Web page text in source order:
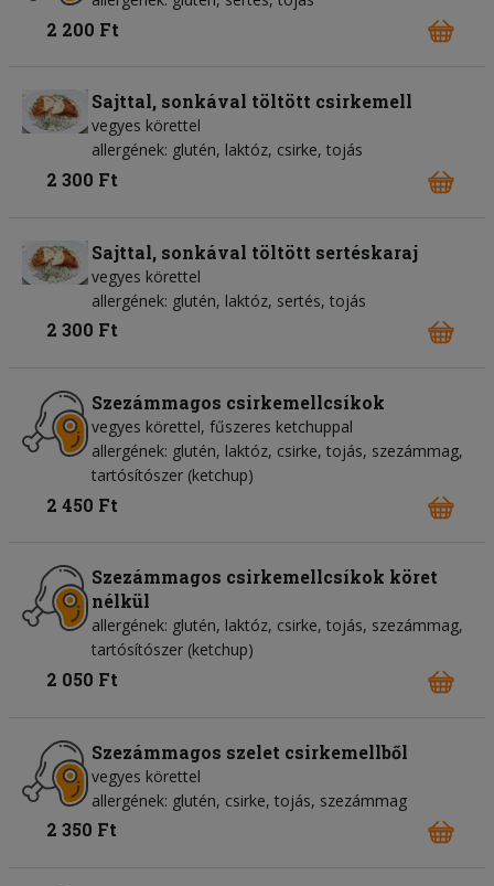
2 200 Ft
Sajttal, sonkával töltött csirkemell
vegyes körettel
allergének: glutén, laktóz, csirke, tojás
2 300 Ft
Sajttal, sonkával töltött sertéskaraj
vegyes körettel
allergének: glutén, laktóz, sertés, tojás
2 300 Ft
Szezámmagos csirkemellcsíkok
vegyes körettel, fűszeres ketchuppal
allergének: glutén, laktóz, csirke, tojás, szezámmag,
tartósítószer (ketchup)
2 450 Ft
Szezámmagos csirkemellcsíkok köret
nélkül
allergének: glutén, laktóz, csirke, tojás, szezámmag,
tartósítószer (ketchup)
2 050 Ft
Szezámmagos szelet csirkemellből
vegyes körettel
allergének: glutén, csirke, tojás, szezámmag
2 350 Ft